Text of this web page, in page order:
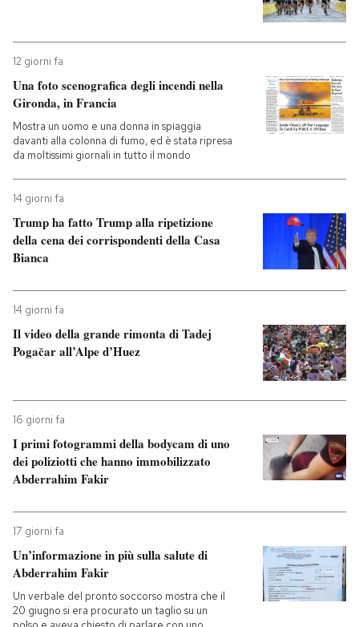
12 giorni fa
Una foto scenografica degli incendi nella
Gironda, in Francia
Mostra un uomo e una donna in spiaggia
davanti alla colonna di fumo, ed è stata ripresa
da moltissimi giornali in tutto il mondo
14 giorni fa
Trump ha fatto Trump alla ripetizione
della cena dei corrispondenti della Casa
Bianca
14 giorni fa
Il video della grande rimonta di Tadej
Pogačar all’Alpe d’Huez
16 giorni fa
I primi fotogrammi della bodycam di uno
dei poliziotti che hanno immobilizzato
Abderrahim Fakir
17 giorni fa
Un’informazione in più sulla salute di
Abderrahim Fakir
Un verbale del pronto soccorso mostra che il
20 giugno si era procurato un taglio su un